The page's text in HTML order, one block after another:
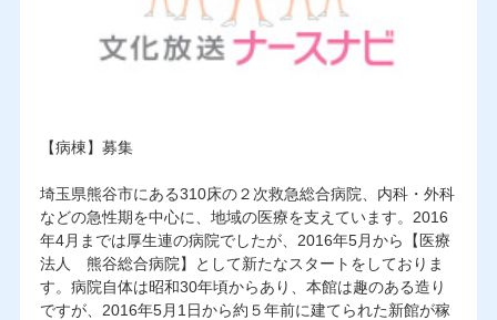
【病棟】募集
埼玉県熊谷市にある310床の２次救急総合病院、内科・外科
などの急性期を中心に、地域の医療を支えています。2016
年4月までは厚生連の病院でしたが、2016年5月から【医療
法人 熊谷総合病院】として新たなスタートをしておりま
す。病院自体は昭和30年頃からあり、本館は趣のある造り
ですが、2016年5月1日から約５年前に建てられた新館が稼